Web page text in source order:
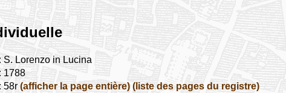
S. Lorenzo in Lucina
1788
58r (afficher la page entière) (liste des pages du registre)